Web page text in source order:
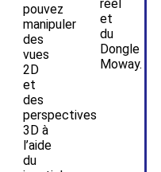
pouvez
manipuler
des
vues
2D
et
des
perspectives
3D à
l’aide
du
réel
et
du
Dongle
Moway.